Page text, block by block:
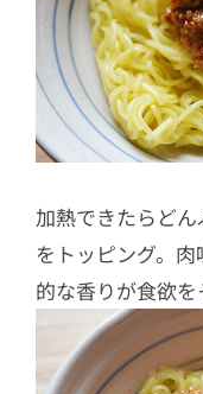
加熱できたらど
をトッピング。
的な香りが食欲を